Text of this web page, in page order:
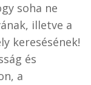
soha ne
illetve a
keresésének!
és
a